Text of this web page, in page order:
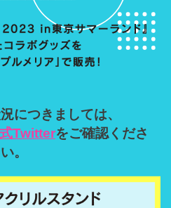
につきましては、
Twitterをご確認くださ
い。